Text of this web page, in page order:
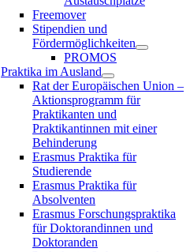
Freemover
Stipendien und
Fördermöglichkeiten
PROMOS
Praktika im Ausland
Rat der Europäischen Union –
Aktionsprogramm für
Praktikanten und
Praktikantinnen mit einer
Behinderung
Erasmus Praktika für
Studierende
Erasmus Praktika für
Absolventen
Erasmus Forschungspraktika
für Doktorandinnen und
Doktoranden